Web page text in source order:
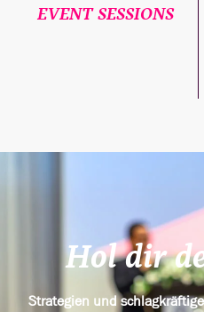
EVENT SESSIONS
Hol dir
Strategien und